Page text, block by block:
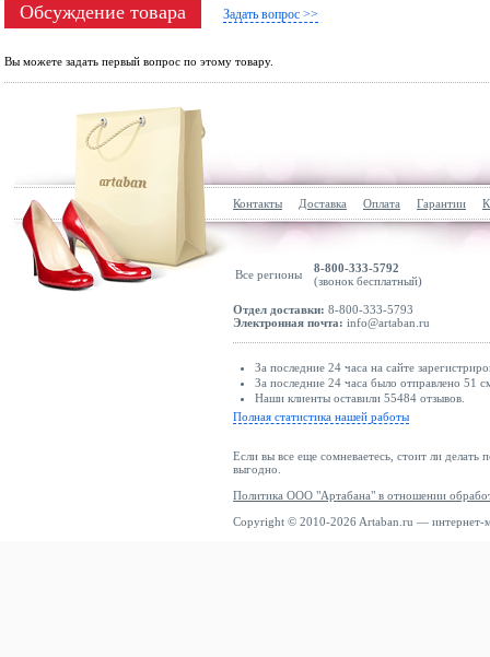
Обсуждение товара Задать вопрос >>
Вы можете задать первый вопрос по этому товару.
Контакты Доставка Оплата Гарантии
Все регионы
8-800-333-5792
(звонок бесплатный)
Отдел доставки: 8-800-333-5793
Электронная почта: info@artaban.ru
За последние 24 часа на сайте
За последние 24 часа было отправлено 51
Наши клиенты оставили 55484 отзывов.
Полная статистика нашей работы
Если вы все еще сомневаетесь, стоит ли делать
выгодно.
Политика ООО "Артабана" в отношении
Copyright © 2010-2026 Artaban.ru — интернет-